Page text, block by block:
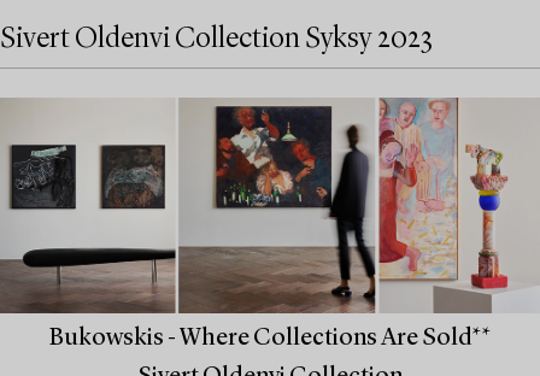
Sivert Oldenvi Collection Syksy 2023
Bukowskis - Where Collections Are Sold**